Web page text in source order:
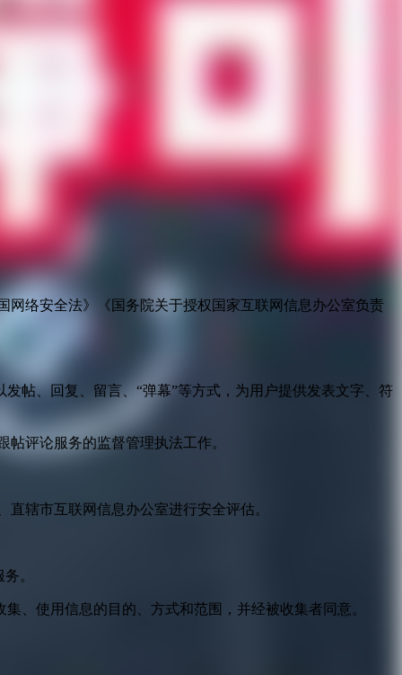
络安全法》《国务院关于授权国家互联网信息办公室负责
帖、回复、留言、“弹幕”等方式，为用户提供发表文字、符
评论服务的监督管理执法工作。
辖市互联网信息办公室进行安全评估。
。
、使用信息的目的、方式和范围，并经被收集者同意。